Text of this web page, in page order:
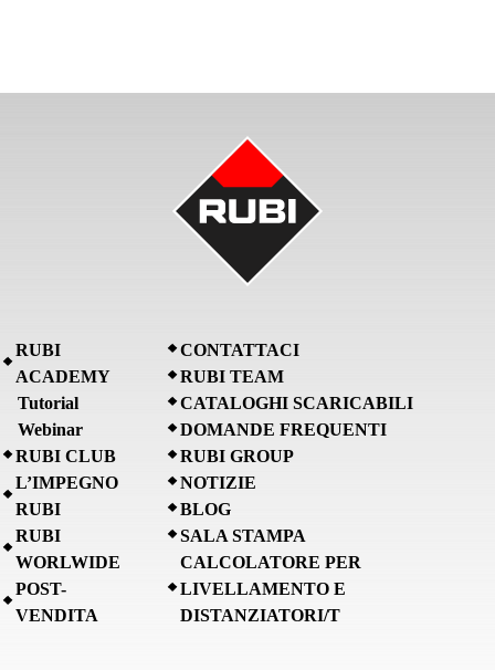
RUBI
ACADEMY
Tutorial
Webinar
RUBI CLUB
L’IMPEGNO
RUBI
RUBI
WORLWIDE
POST-
VENDITA
CONTATTACI
RUBI TEAM
CATALOGHI SCARICABILI
DOMANDE FREQUENTI
RUBI GROUP
NOTIZIE
BLOG
SALA STAMPA
CALCOLATORE PER
LIVELLAMENTO E
DISTANZIATORI/T